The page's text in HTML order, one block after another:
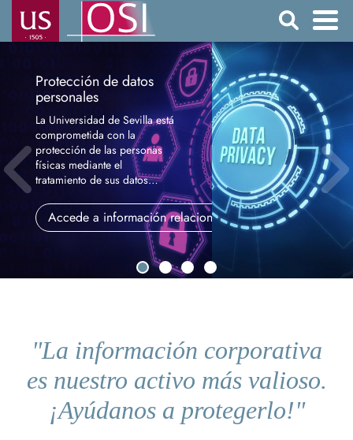
Pasar
contenido
Buscar
principal
Protección de datos
personales
La Universidad de Sevilla está
comprometida con la
protección de las personas
físicas mediante el
tratamiento de sus datos
personales de manera lícita,
leal y transparente.
Accede a información relacionada
"La información corporativa
es nuestro activo más valioso.
¡Ayúdanos a protegerlo!"